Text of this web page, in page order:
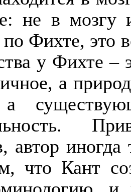
не в
по Фихте, это
у Фихте –
а
а
автор иногда
что Кант